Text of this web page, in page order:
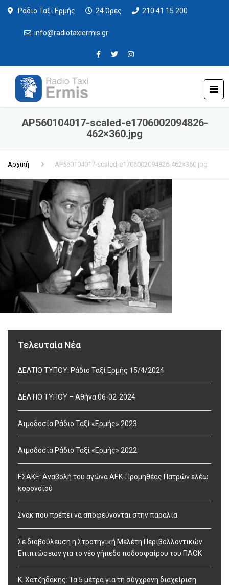
Ράδιο Ταξί Ερμής 24 Ώρες 210 41 15 200
info@radiotaxiermis.gr
AP560104017-scaled-e1706002094826-
462×360.jpg
Αρχική AP560104017-scaled-e1706002094826-462×360.jpg
Τελευταία Νέα
ΔΕΛΤΙΟ ΤΥΠΟΥ: Ράδιο Ταξί Ερμής 15/4/2024
ΔΕΛΤΙΟ ΤΥΠΟΥ – Αθήνα 06-02-2024
Αιμοδοσία Ράδιο Ταξί «Ερμής» 2023
Αιμοδοσία Ράδιο Ταξί «Ερμής» 2022
ΕΣΑΚΕ: Αναβολή του αγώνα ΑΕΚ-Προμηθέας Πατρών ελέω
κορονοϊού
Σνακ που πρέπει να αποφεύγονται στην παραλία
Σε διαβούλευση η Στρατηγική Μελέτη Περιβαλλοντικών
Επιπτώσεων για το νέο γήπεδο ποδοσφαίρου του ΠΑΟΚ
Κ. Χατζηδάκης: Τα 5 μέτρα για τη σύγχρονη διαχείριση